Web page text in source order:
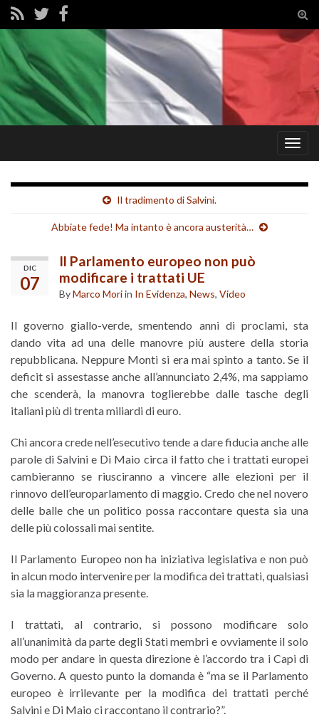
Il tradimento di Salvini.
Abbiate fede! Ma intanto è ancora austerità…
DIC
07
Il Parlamento europeo non può
modificare i trattati UE
ByMarco Moriin In Evidenza, News, Video
Il governo giallo-verde, smentendo anni di proclami, sta
dando vita ad una delle manovre più austere della storia
repubblicana. Neppure Monti si era mai spinto a tanto. Se il
deficit si assestasse anche all’annunciato 2,4%, ma sappiamo
che scenderà, la manovra toglierebbe dalle tasche degli
italiani più di trenta miliardi di euro.
Chi ancora crede nell’esecutivo tende a dare fiducia anche alle
parole di Salvini e Di Maio circa il fatto che i trattati europei
cambieranno se riusciranno a vincere alle elezioni per il
rinnovo dell’europarlamento di maggio. Credo che nel novero
delle balle che un politico possa raccontare questa sia una
delle più colossali mai sentite.
Il Parlamento Europeo non ha iniziativa legislativa e non può
in alcun modo intervenire per la modifica dei trattati, qualsiasi
sia la maggioranza presente.
I trattati, al contrario, si possono modificare solo
all’unanimità da parte degli Stati membri e ovviamente il solo
modo per andare in questa direzione è l’accordo tra i Capi di
Governo. A questo punto la domanda è “ma se il Parlamento
europeo è irrilevante per la modifica dei trattati perché
Salvini e Di Maio ci raccontano il contrario?”.